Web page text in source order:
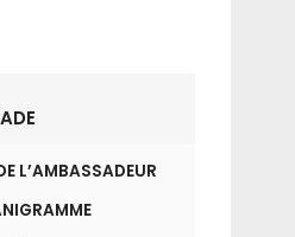
L’AMBASSADEUR